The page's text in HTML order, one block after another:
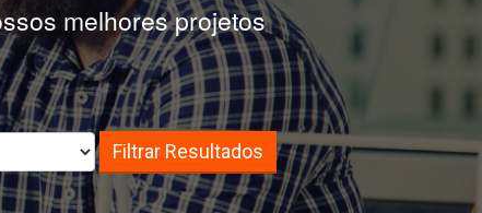
melhores projetos
Filtrar Resultados